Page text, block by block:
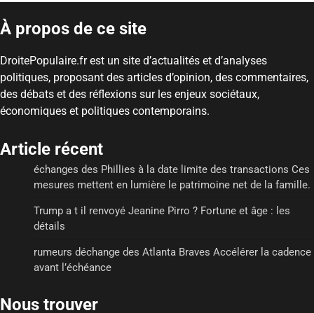
À propos de ce site
DroitePopulaire.fr est un site d’actualités et d’analyses
politiques, proposant des articles d’opinion, des commentaires,
des débats et des réflexions sur les enjeux sociétaux,
économiques et politiques contemporains.
Article récent
échanges des Phillies à la date limite des transactions Ces
mesures mettent en lumière le patrimoine net de la famille.
Trump a t il renvoyé Jeanine Pirro ? Fortune et âge : les
détails
rumeurs déchange des Atlanta Braves Accélérer la cadence
avant l’échéance
Nous trouver